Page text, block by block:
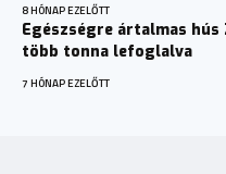
8 HÓNAP EZELŐTT
Egészségre ártalmas hús
több tonna lefoglalva
7 HÓNAP EZELŐTT